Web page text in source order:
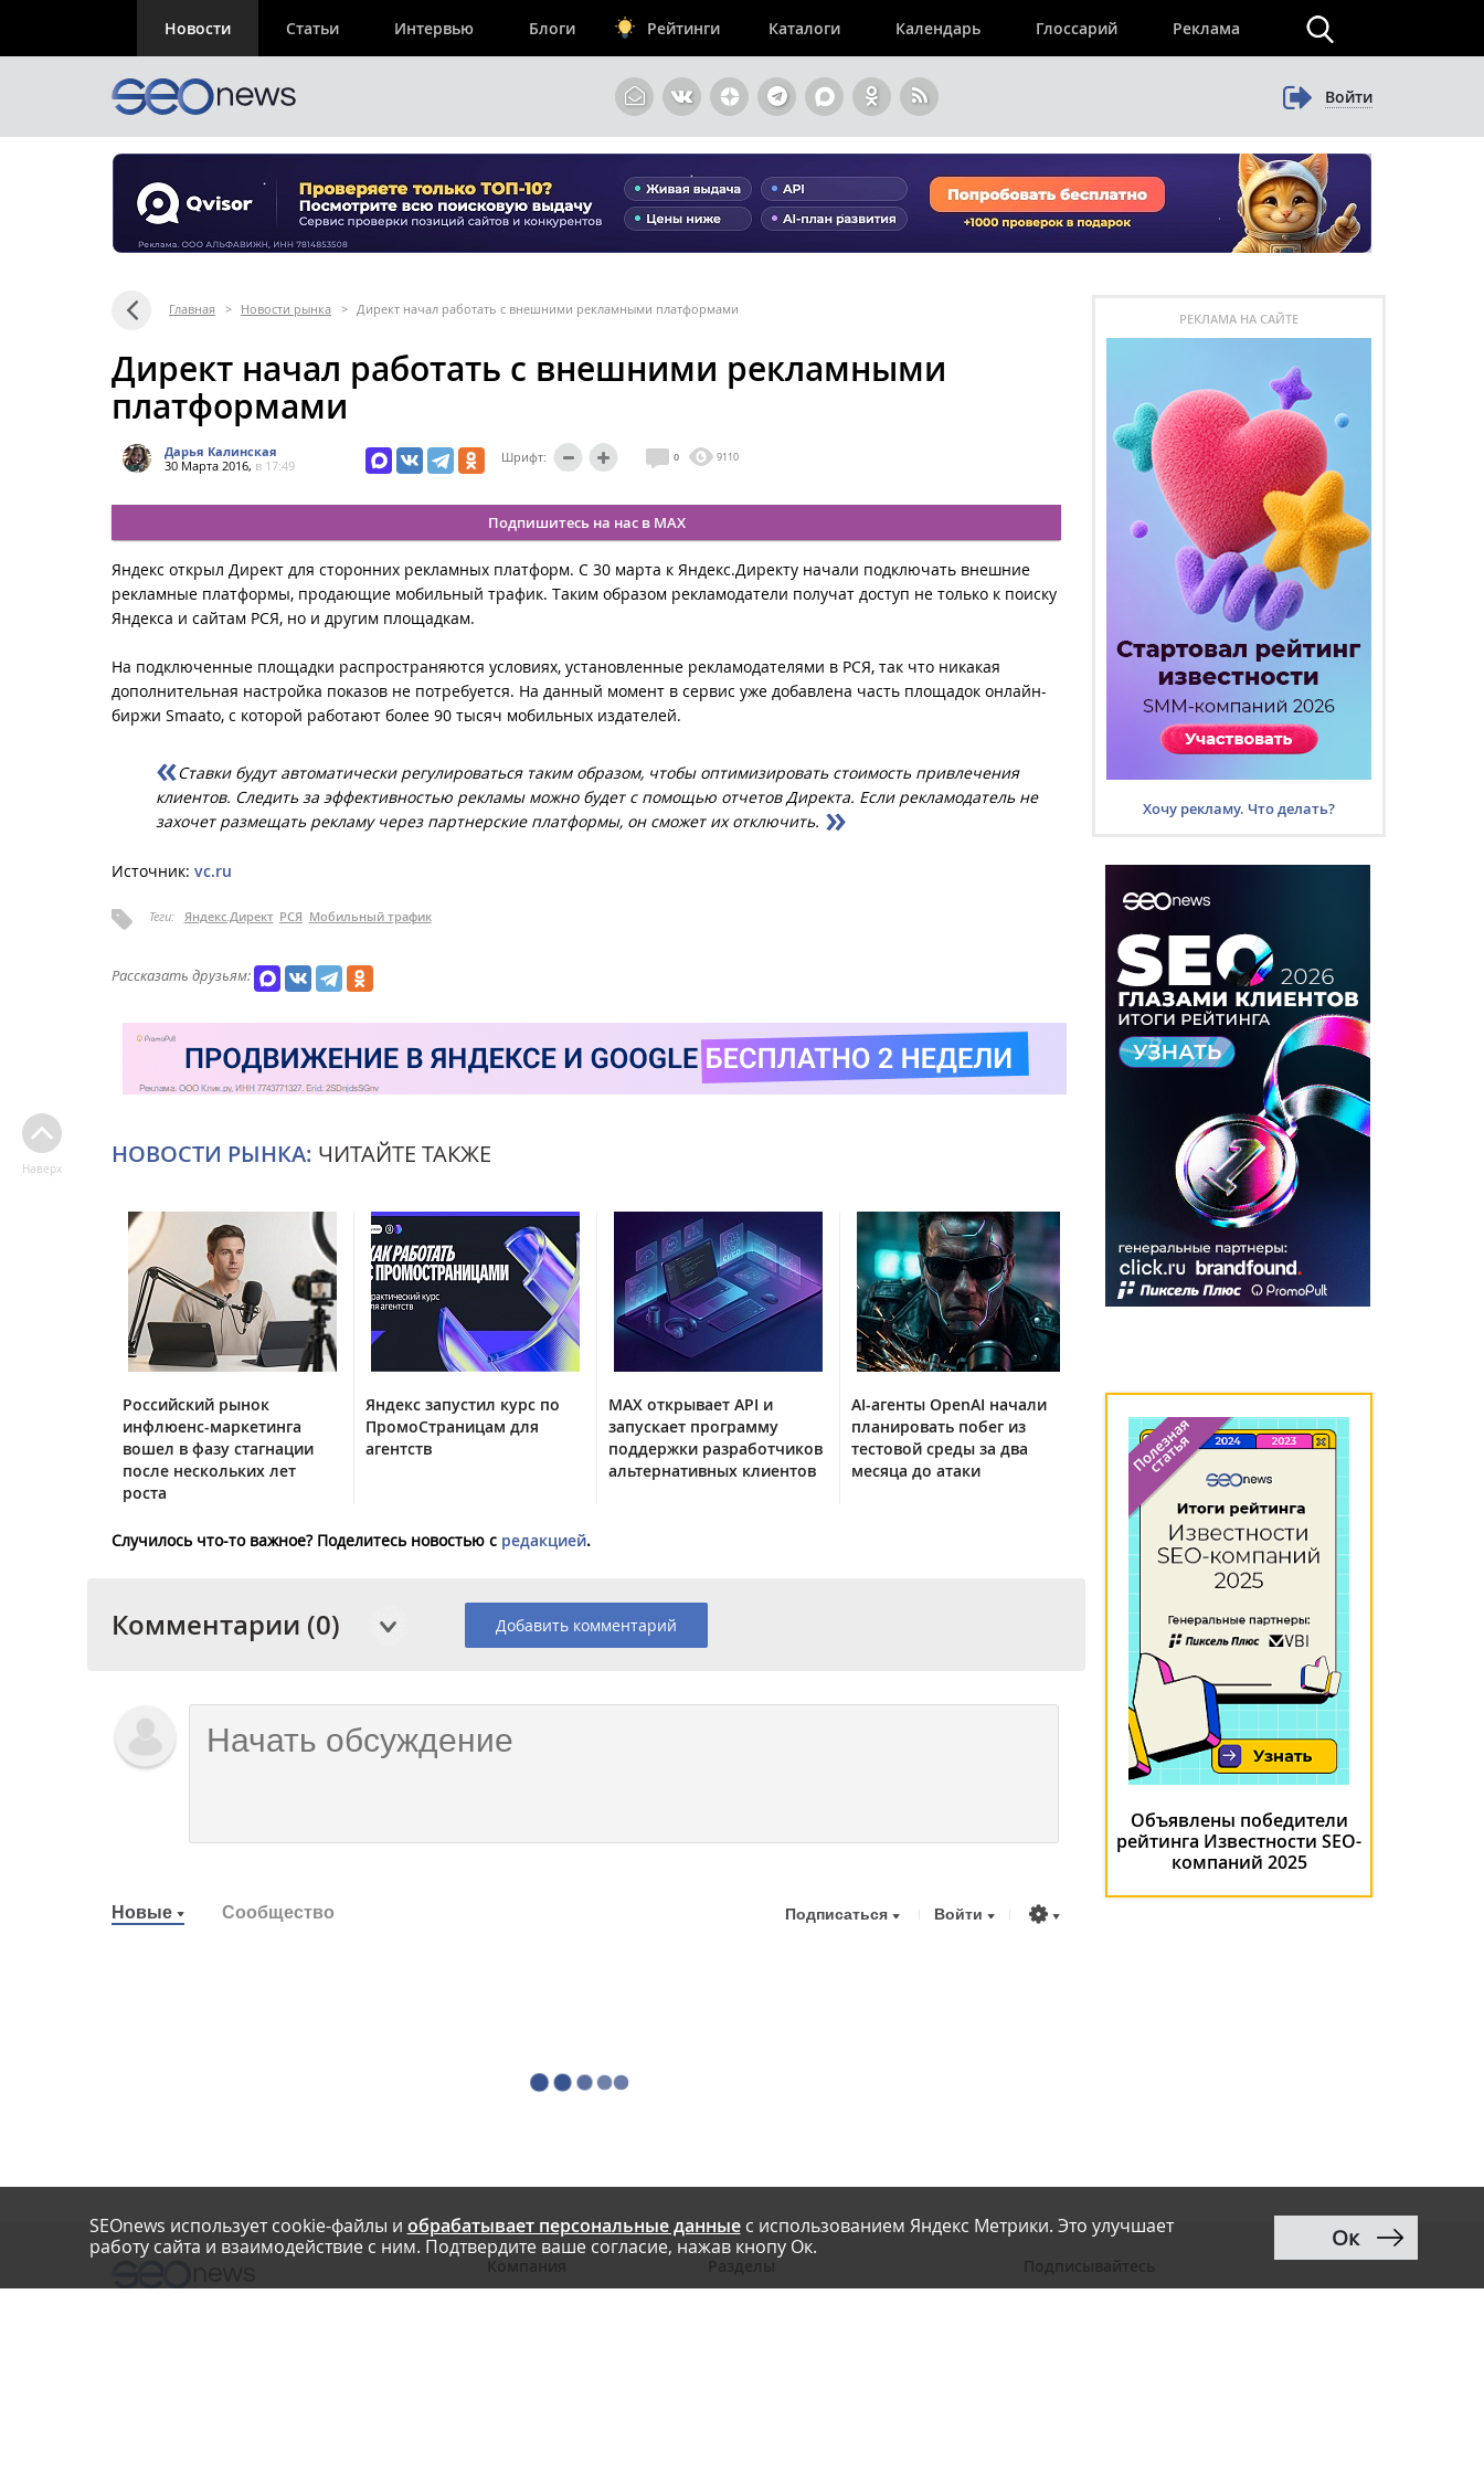
Новости Статьи Интервью Блоги Рейтинги Каталоги Календарь Глоссарий Реклама
Войти
Главная > Новости рынка > Директ начал работать с внешними рекламными платформами
Директ начал работать с внешними рекламными
платформами
Дарья Калинская
30 Марта 2016, в 17:49
Шрифт: 0 9110
Подпишитесь на нас в MAX
Яндекс открыл Директ для сторонних рекламных платформ. С 30 марта к Яндекс.Директу начали подключать внешние
рекламные платформы, продающие мобильный трафик. Таким образом рекламодатели получат доступ не только к поиску
Яндекса и сайтам РСЯ, но и другим площадкам.
На подключенные площадки распространяются условиях, установленные рекламодателями в РСЯ, так что никакая
дополнительная настройка показов не потребуется. На данный момент в сервис уже добавлена часть площадок онлайн-
биржи Smaato, с которой работают более 90 тысяч мобильных издателей.
Ставки будут автоматически регулироваться таким образом, чтобы оптимизировать стоимость привлечения
клиентов. Следить за эффективностью рекламы можно будет с помощью отчетов Директа. Если рекламодатель не
захочет размещать рекламу через партнерские платформы, он сможет их отключить.
Источник: vc.ru
Теги: Яндекс.Директ РСЯ Мобильный трафик
Рассказать друзьям:
НОВОСТИ РЫНКА: ЧИТАЙТЕ ТАКЖЕ
Российский рынок
инфлюенс-маркетинга
вошел в фазу стагнации
после нескольких лет
роста
Яндекс запустил курс по
ПромоСтраницам для
агентств
MAX открывает API и
запускает программу
поддержки разработчиков
альтернативных клиентов
AI-агенты OpenAI начали
планировать побег из
тестовой среды за два
месяца до атаки
Случилось что-то важное? Поделитесь новостью с редакцией.
Комментарии (0) Добавить комментарий
Новые Сообщество Подписаться Войти
Наверх
РЕКЛАМА НА САЙТЕ
Хочу рекламу. Что делать?
Объявлены победители
рейтинга Известности SEO-
компаний 2025
SEOnews использует cookie-файлы и обрабатывает персональные данныес использованием Яндекс Метрики. Это улучшает
работу сайта и взаимодействие с ним. Подтвердите ваше согласие, нажав кнопу Ок.
Ок
О проекте
Новости
ВКонтакте